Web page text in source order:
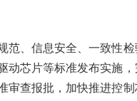
范、信息安全、一致性检
动芯片等标准发布实施
审查报批，加快推进控